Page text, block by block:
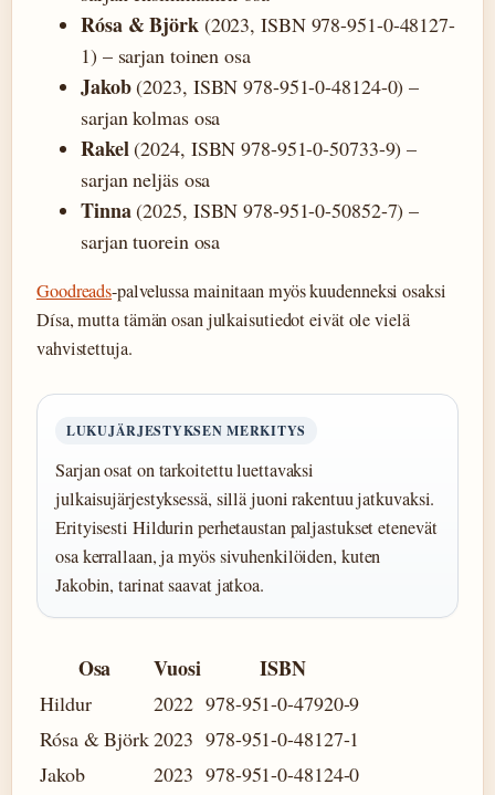
Rósa & Björk(2023, ISBN 978-951-0-48127-
1) – sarjan toinen osa
Jakob(2023, ISBN 978-951-0-48124-0) –
sarjan kolmas osa
Rakel(2024, ISBN 978-951-0-50733-9) –
sarjan neljäs osa
Tinna(2025, ISBN 978-951-0-50852-7) –
sarjan tuorein osa
Goodreads-palvelussa mainitaan myös kuudenneksi osaksi
Dísa, mutta tämän osan julkaisutiedot eivät ole vielä
vahvistettuja.
LUKUJÄRJESTYKSEN MERKITYS
Sarjan osat on tarkoitettu luettavaksi
julkaisujärjestyksessä, sillä juoni rakentuu jatkuvaksi.
Erityisesti Hildurin perhetaustan paljastukset etenevät
osa kerrallaan, ja myös sivuhenkilöiden, kuten
Jakobin, tarinat saavat jatkoa.
Osa Vuosi ISBN
Hildur 2022 978-951-0-47920-9
Rósa & Björk2023 978-951-0-48127-1
Jakob
2023 978-951-0-48124-0